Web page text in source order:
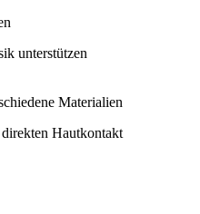
unterstützen
Materialien
Hautkontakt